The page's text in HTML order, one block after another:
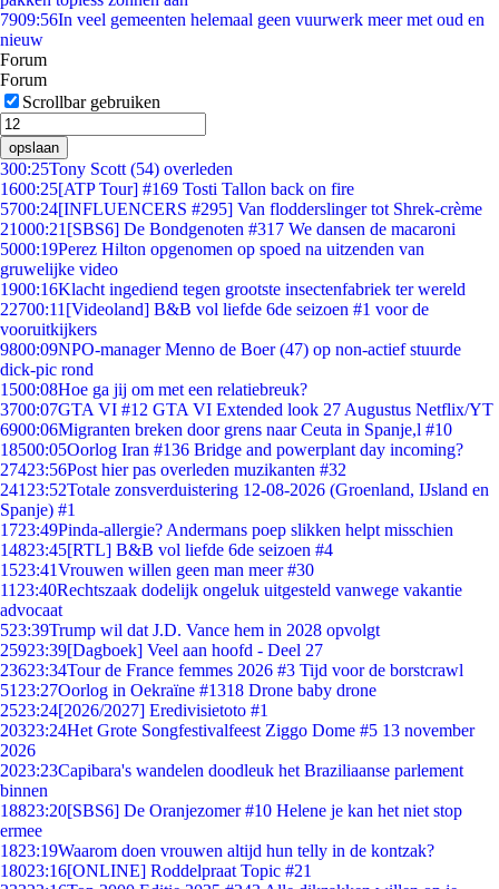
7909:56In veel gemeenten helemaal geen vuurwerk meer met oud en
nieuw
Forum
Forum
Scrollbar gebruiken
opslaan
300:25Tony Scott (54) overleden
1600:25[ATP Tour] #169 Tosti Tallon back on fire
5700:24[INFLUENCERS #295] Van flodderslinger tot Shrek-crème
21000:21 [SBS6] De Bondgenoten #317 We dansen de macaroni
5000:19Perez Hilton opgenomen op spoed na uitzenden van
gruwelijke video
1900:16Klacht ingediend tegen grootste insectenfabriek ter wereld
22700:11 [Videoland] B&B vol liefde 6de seizoen #1 voor de
vooruitkijkers
9800:09NPO-manager Menno de Boer (47) op non-actief stuurde
dick-pic rond
1500:08Hoe ga jij om met een relatiebreuk?
3700:07GTA VI #12 GTA VI Extended look 27 Augustus Netflix/YT
6900:06Migranten breken door grens naar Ceuta in Spanje,l #10
18500:05Oorlog Iran #136 Bridge and powerplant day incoming?
27423:56Post hier pas overleden muzikanten #32
241 23:52Totale zonsverduistering 12-08-2026 (Groenland, IJsland en
Spanje) #1
1723:49Pinda-allergie? Andermans poep slikken helpt misschien
14823:45[RTL] B&B vol liefde 6de seizoen #4
1523:41Vrouwen willen geen man meer #30
11 23:40Rechtszaak dodelijk ongeluk uitgesteld vanwege vakantie
advocaat
523:39Trump wil dat J.D. Vance hem in 2028 opvolgt
25923:39[Dagboek] Veel aan hoofd - Deel 27
23623:34Tour de France femmes 2026 #3 Tijd voor de borstcrawl
51 23:27Oorlog in Oekraïne #1318 Drone baby drone
2523:24[2026/2027] Eredivisietoto #1
20323:24Het Grote Songfestivalfeest Ziggo Dome #5 13 november
2026
2023:23Capibara's wandelen doodleuk het Braziliaanse parlement
binnen
18823:20[SBS6] De Oranjezomer #10 Helene je kan het niet stop
ermee
1823:19Waarom doen vrouwen altijd hun telly in de kontzak?
18023:16[ONLINE] Roddelpraat Topic #21